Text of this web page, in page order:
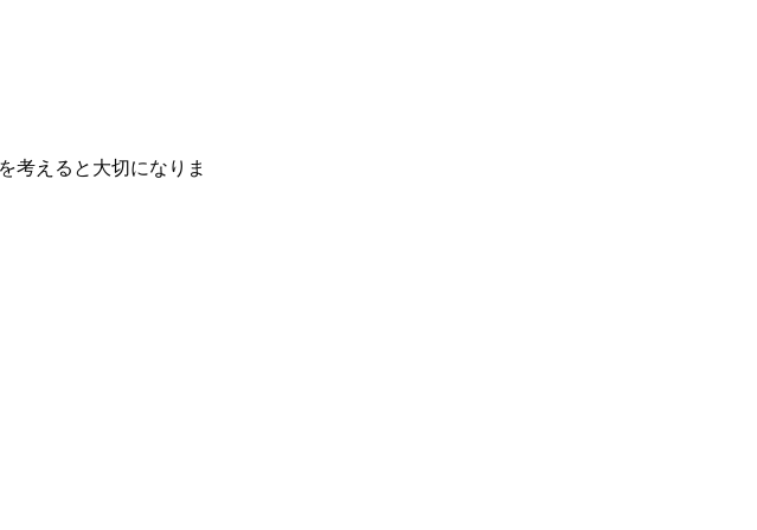
考えると大切になりま